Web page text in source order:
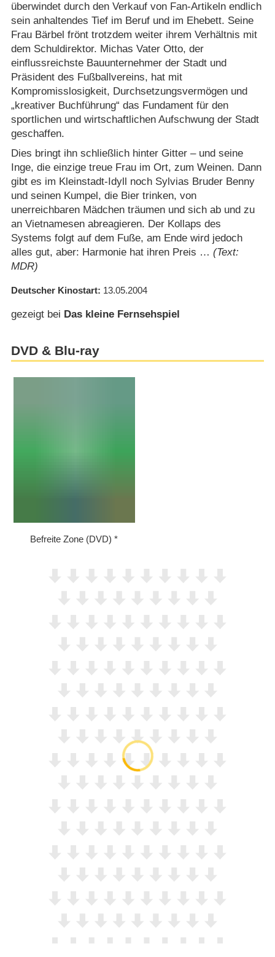
überwindet durch den Verkauf von Fan-Artikeln endlich
sein anhaltendes Tief im Beruf und im Ehebett. Seine
Frau Bärbel frönt trotzdem weiter ihrem Verhältnis mit
dem Schuldirektor. Michas Vater Otto, der
einflussreichste Bauunternehmer der Stadt und
Präsident des Fußballvereins, hat mit
Kompromisslosigkeit, Durchsetzungsvermögen und
„kreativer Buchführung“ das Fundament für den
sportlichen und wirtschaftlichen Aufschwung der Stadt
geschaffen.
Dies bringt ihn schließlich hinter Gitter – und seine
Inge, die einzige treue Frau im Ort, zum Weinen. Dann
gibt es im Kleinstadt-Idyll noch Sylvias Bruder Benny
und seinen Kumpel, die Bier trinken, von
unerreichbaren Mädchen träumen und sich ab und zu
an Vietnamesen abreagieren. Der Kollaps des
Systems folgt auf dem Fuße, am Ende wird jedoch
alles gut, aber: Harmonie hat ihren Preis … (Text:
MDR)
Deutscher Kinostart 13.05.2004
gezeigt bei Das kleine Fernsehspiel
DVD & Blu-ray
Befreite Zone (DVD)